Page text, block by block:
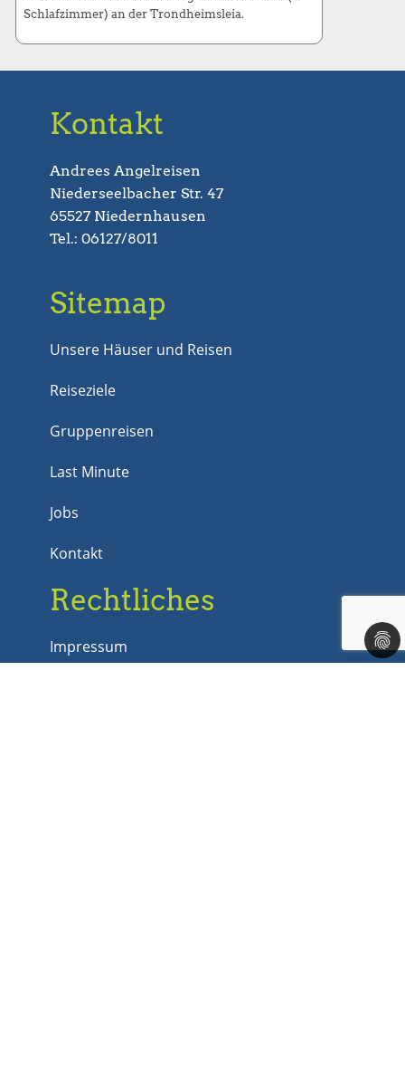
Schlafzimmer) an der Trondheimsleia.
Kontakt
Andrees Angelreisen
Niederseelbacher Str. 47
65527 Niedernhausen
Tel.: 06127/8011
Sitemap
Unsere Häuser und Reisen
Reiseziele
Gruppenreisen
Last Minute
Jobs
Kontakt
Rechtliches
Impressum